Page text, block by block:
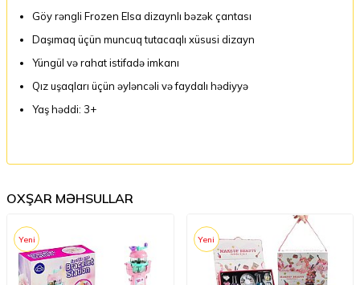
Göy rəngli Frozen Elsa dizaynlı bəzək çantası
Daşımaq üçün muncuq tutacaqlı xüsusi dizayn
Yüngül və rahat istifadə imkanı
Qız uşaqları üçün əyləncəli və faydalı hədiyyə
Yaş həddi: 3+
OXŞAR MƏHSULLAR
Yeni Yeni